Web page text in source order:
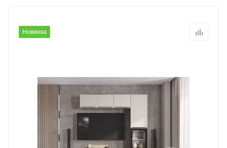
Новинка